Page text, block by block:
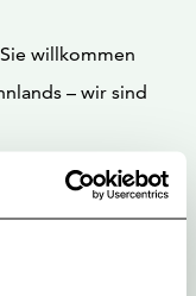
willkommen
– wir sind